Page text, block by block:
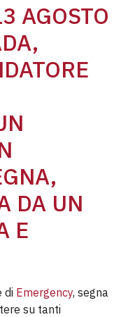
AGOSTO
DA UN
E
di Emergency, segna
su tanti